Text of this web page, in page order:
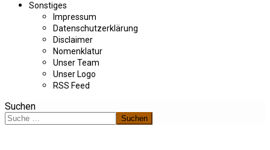
Sonstiges
Impressum
Datenschutzerklärung
Disclaimer
Nomenklatur
Unser Team
Unser Logo
RSS Feed
Suchen
Suchen